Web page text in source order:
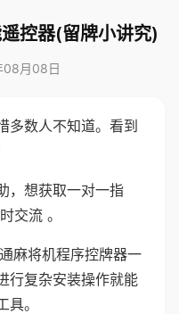
控器(留牌小讲究)
08月08日
多数人不知道。看到
，想获取一对一指
交流 。
麻将机程序控牌器一
行复杂安装操作就能
。